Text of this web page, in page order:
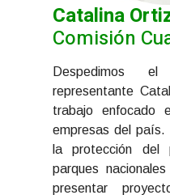
Catalina
Comisión
Despedimos
representante
trabajo enfocado
empresas del país.
la protección
parques
presentar